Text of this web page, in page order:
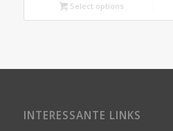
Select options
INTERESSANTE LINKS